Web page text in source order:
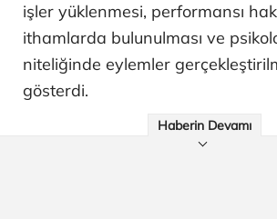
işler yüklenmesi, performansı
ithamlarda bulunulması ve
niteliğinde eylemler
gösterdi.
Haberin Devamı